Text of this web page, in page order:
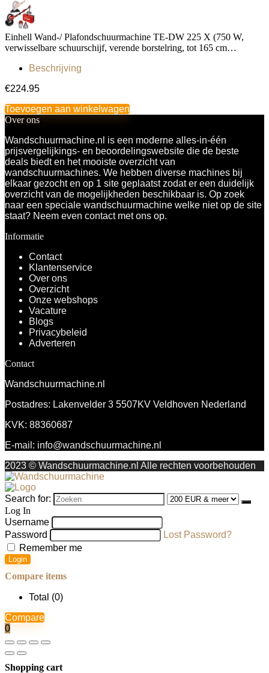
Einhell Wand-/ Plafondschuurmachine TE-DW 225 X (750 W,
verwisselbare schuurschijf, verende borstelring, tot 165 cm…
Beschrijving
€224.95
Toevoegen aan winkelwagen
Over ons
Wandschuurmachine.nl is een moderne alles-in-één
prijsvergelijkings- en beoordelingswebsite die de beste
deals biedt en het mooiste overzicht van
wandschuurmachines. We hebben diverse machines bij
elkaar gezocht en op 1 site geplaatst zodat er een duidelijk
overzicht van de mogelijkheden beschikbaar is. Op zoek
naar een speciale wandschuurmachine welke niet op de site
staat? Neem even contactmet ons op.
Informatie
Contact
Klantenservice
Over ons
Overzicht
Onze webshops
Vacature
Blogs
Privacybeleid
Adverteren
Contact
Wandschuurmachine.nl
Postadres: Lakenvelder 3 5507KV Veldhoven Nederland
KVK: 88360687
E-mail: info@wandschuurmachine.nl
2023 © Wandschuurmachine.nl Alle rechten voorbehouden
Search for:
Log In
Username
Password
Lost Password?
Remember me
Login
Compare items
Total (0)
Compare
0
Shopping cart